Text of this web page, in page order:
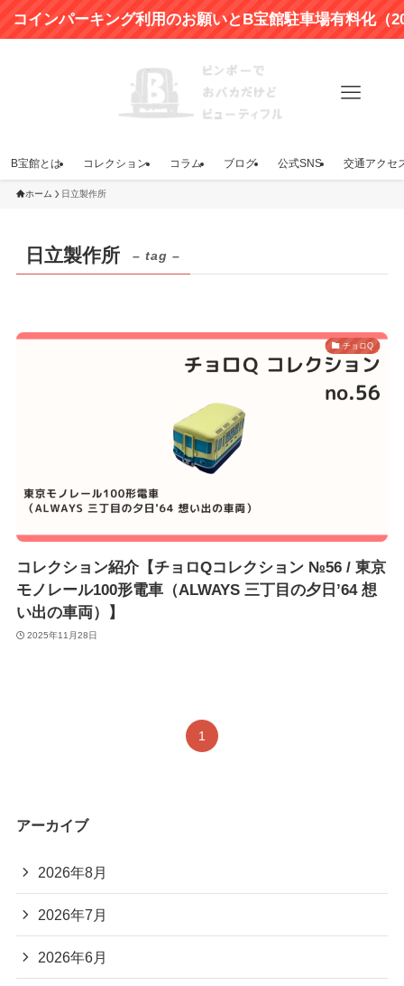
パーキング利用のお願いとB宝館駐車場有料化（2024年4
B宝館とは コレクション コラム ブログ 公式SNS 交通アクセ
ホーム 日立製作所
日立製作所 – tag –
チョロQ
コレクション紹介【チョロQコレクション №56 / 東京
モノレール100形電車（ALWAYS 三丁目の夕日’64 想
い出の車両）】
2025年11月28日
1
アーカイブ
2026年8月
2026年7月
2026年6月